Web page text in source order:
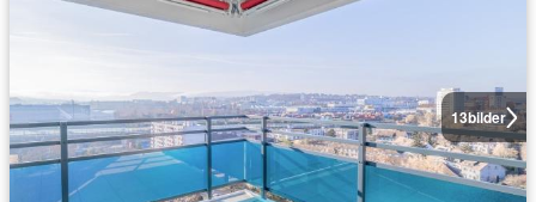
13bilder